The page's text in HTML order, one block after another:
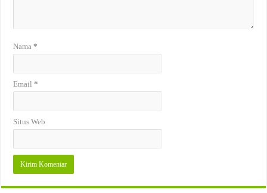
Nama*
Email*
Situs Web